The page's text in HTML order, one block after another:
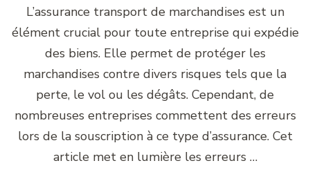
L’assurance transport de marchandises est un
élément crucial pour toute entreprise qui expédie
des biens. Elle permet de protéger les
marchandises contre divers risques tels que la
perte, le vol ou les dégâts. Cependant, de
nombreuses entreprises commettent des erreurs
lors de la souscription à ce type d’assurance. Cet
article met en lumière les erreurs …